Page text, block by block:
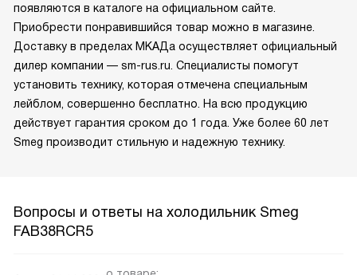
появляются в каталоге на официальном сайте.
Приобрести понравившийся товар можно в магазине.
Доставку в пределах МКАДа осуществляет официальный
дилер компании — sm-rus.ru. Специалисты помогут
установить технику, которая отмечена специальным
лейблом, совершенно бесплатно. На всю продукцию
действует гарантия сроком до 1 года. Уже более 60 лет
Smeg производит стильную и надежную технику.
Вопросы и ответы на холодильник Smeg
FAB38RCR5